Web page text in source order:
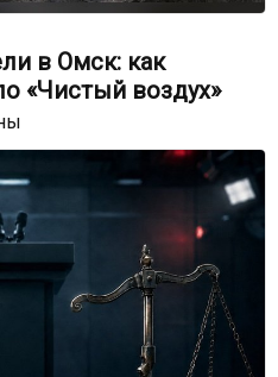
в Омск: как
«Чистый воздух»